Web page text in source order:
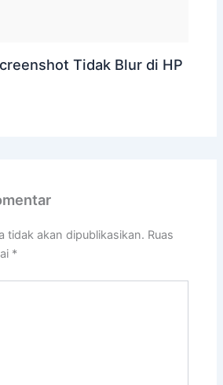
Tidak Blur di HP
tidak akan dipublikasikan. Ruas
*